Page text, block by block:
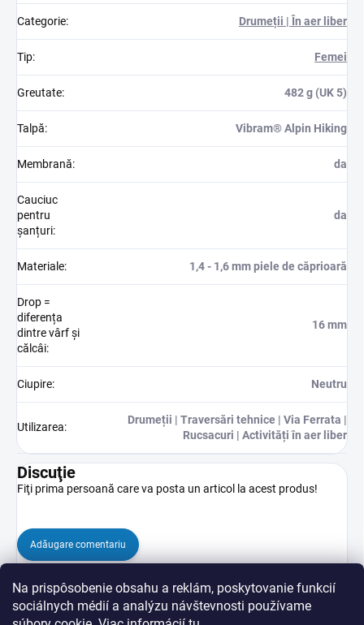
Na prispôsobenie obsahu a reklám, poskytovanie funkcií
sociálnych médií a analýzu návštevnosti používame
Categorie: Drumeții | În aer liber
Tip: Femei
Greutate: 482 g (UK 5)
Talpă: Vibram® Alpin Hiking
Membrană: da
Cauciuc
pentru
șanțuri:
da
Materiale: 1,4 - 1,6 mm piele de căprioară
Drop =
diferența
dintre vârf și
călcâi:
16 mm
Ciupire: Neutru
Utilizarea:
Drumeții | Traversări tehnice | Via Ferrata |
Rucsacuri | Activități în aer liber
Discuţie
Fiţi prima persoană care va posta un articol la acest produs!
Adăugare comentariu